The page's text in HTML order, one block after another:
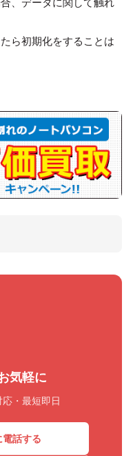
ら初期化をすることは
気軽に
・最短即日
話する